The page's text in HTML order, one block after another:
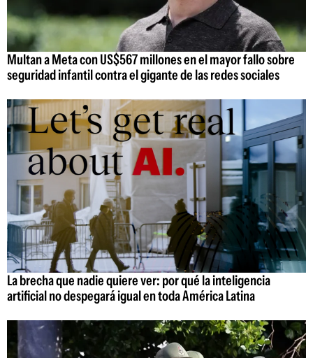
Multan a Meta con US$567 millones en el mayor fallo sobre
seguridad infantil contra el gigante de las redes sociales
La brecha que nadie quiere ver: por qué la inteligencia
artificial no despegará igual en toda América Latina